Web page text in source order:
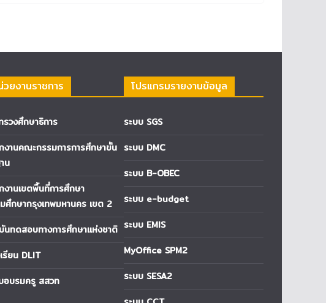
วยงานราชการ
รวงศึกษาธิการ
งานคณะกรรมการการศึกษาขั้น
น
งานเขตพื้นที่การศึกษา
ศึกษากรุงเทพมหานคร เขต 2
นทดสอบทางการศึกษาแห่งชาติ
รียน DLIT
อบรมครู สสวท
โปรแกรมรายงานข้อมูล
ระบบ SGS
ระบบ DMC
ระบบ B-OBEC
ระบบ e-budget
ระบบ EMIS
MyOffice SPM2
ระบบ SESA2